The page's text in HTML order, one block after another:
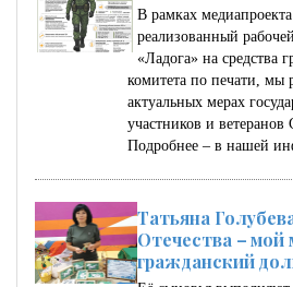
В рамках
реализованный
«Ладога» на средства
комитета по печати, мы
актуальных мерах
участников и
Подробнее – в нашей
Татьяна
Отечества – мой
гражданский